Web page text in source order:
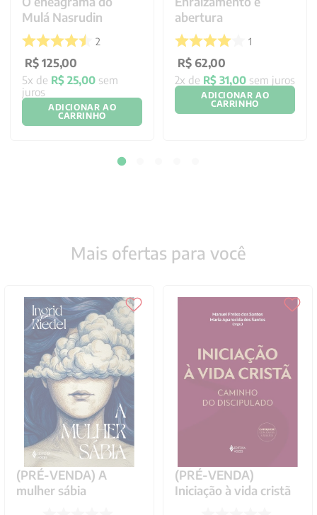
Mulá Nasrudin
2
R$ 125,00
5x de R$ 25,00 sem
juros
ADICIONAR AO
CARRINHO
abertura
1
R$ 62,00
2x de R$ 31,00 sem juros
ADICIONAR AO
CARRINHO
Mais ofertas para você
(PRÉ-VENDA) A
mulher sábia
(PRÉ-VENDA)
Iniciação à vida cristã